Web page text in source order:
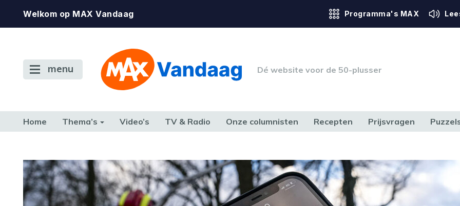
Welkom op MAX Vandaag Programma's MAX
menu Dé website voor de 50-plusser
Home Thema’s Video’s TV & Radio Onze columnisten Recepten Prijsvragen